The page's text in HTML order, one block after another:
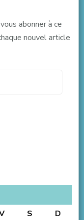
abonner à ce
nouvel article
S
D